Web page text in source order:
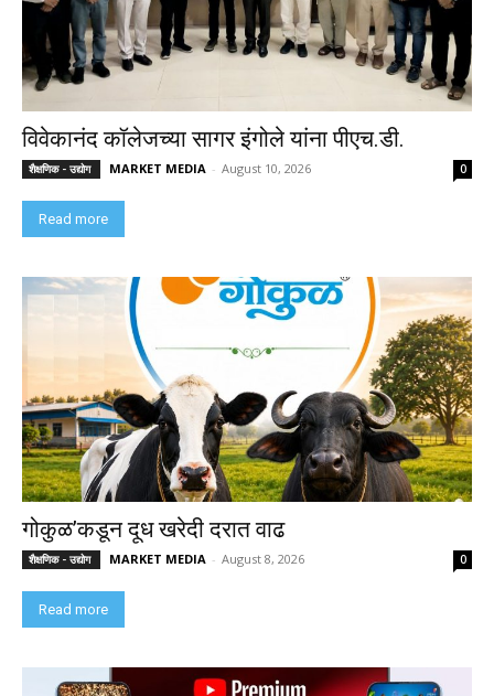
विवेकानंद कॉलेजच्या सागर इंगोले यांना पीएच.डी.
शैक्षणिक - उद्योग MARKET MEDIA - August 10, 2026 0
Read more
गोकुळ’कडून दूध खरेदी दरात वाढ
शैक्षणिक - उद्योग MARKET MEDIA - August 8, 2026 0
Read more